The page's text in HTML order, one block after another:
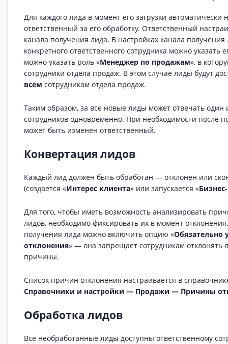
Для каждого лида в момент его загрузки автоматически
ответственный за его обработку. Ответственный
канала получения лида. В настройках канала получения
конкретного ответственного сотрудника можно указать
можно указать роль «Менеджер по продажам», в
сотрудники отдела продаж. В этом случае лиды будут
всем сотрудникам отдела продаж.
Таким образом, за все новые лиды может отвечать один
сотрудников одновременно. При необходимости после
может быть изменен ответственный.
Конвертация лидов
Каждый лид должен быть обработан — отклонен или
(создается «Интерес клиента» или запускается «
Для того, чтобы иметь возможность анализировать
лидов, необходимо фиксировать их в момент
получения лида можно включить опцию «Обязательно
отклонения» — она запрещает сотрудникам отклонять
причины.
Список причин отклонения настраивается в
Справочники и настройки — Продажи — Причины
Обработка лидов
Все необработанные лиды доступны ответственному